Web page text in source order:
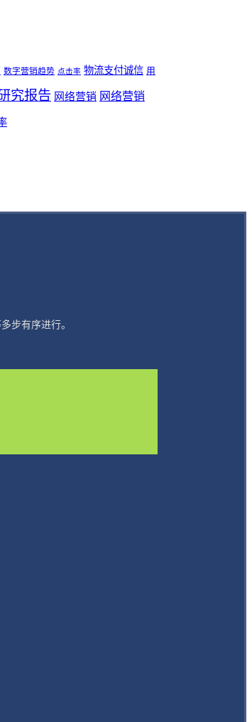
数字营销趋势 点击率 物流支付诚信 用
究报告 网络营销 网络营销
步有序进行。